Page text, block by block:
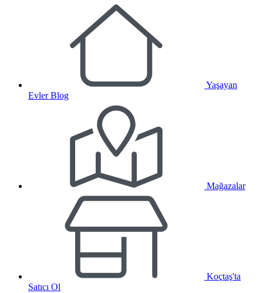
Yaşayan
Evler Blog
Mağazalar
Koçtaş'ta
Satıcı Ol